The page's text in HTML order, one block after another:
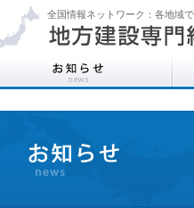
全国情報ネットワーク：各地域